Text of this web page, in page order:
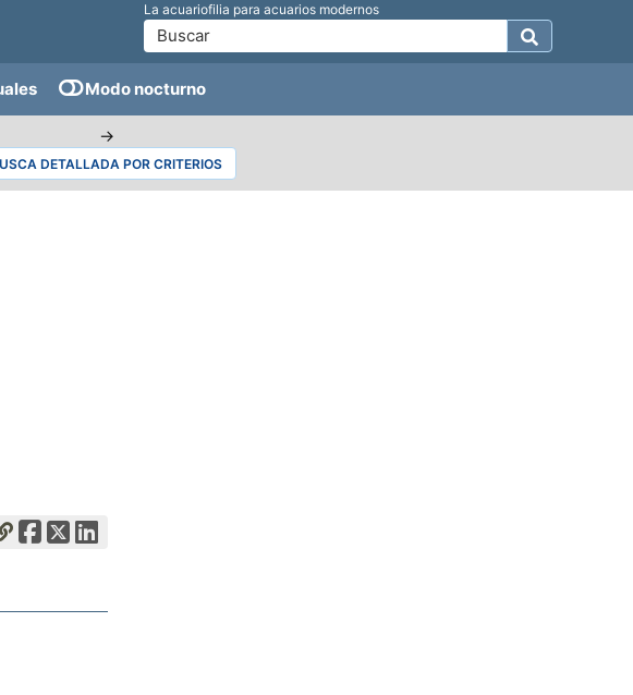
La acuariofilia para acuarios modernos
Modo nocturno
→
DETALLADA POR CRITERIOS